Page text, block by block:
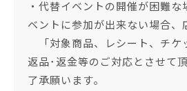
・代替イベントの開催が困難な
ベントに参加が出来ない場合、
「対象商品、レシート、チケ
返品･返金等のご対応とさせて
了承願います。